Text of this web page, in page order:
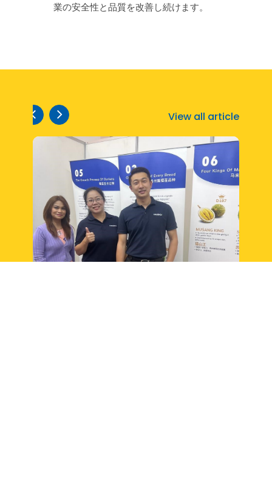
業の安全性と品質を改善し続けます。
View all article